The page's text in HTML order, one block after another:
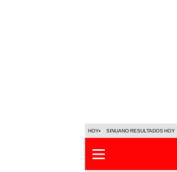
HOY SINUANO RESULTADOS HOY